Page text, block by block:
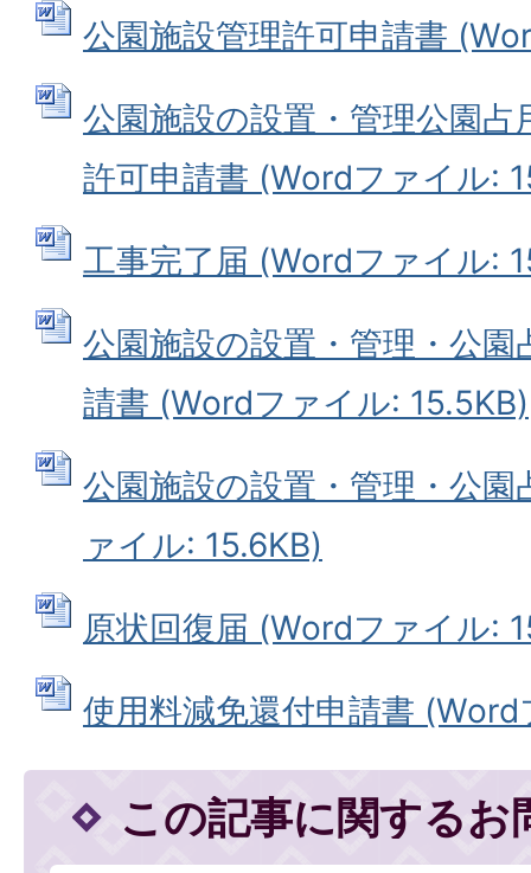
公園施設管理許可申請書
公園施設の設置・管理公園占
許可申請書 (Wordファイル:
工事完了届 (Wordファイル:
公園施設の設置・管理・公園
請書 (Wordファイル: 15.5KB)
公園施設の設置・管理・公
ァイル: 15.6KB)
原状回復届 (Wordファイル:
使用料減免還付申請書
この記事に関するお